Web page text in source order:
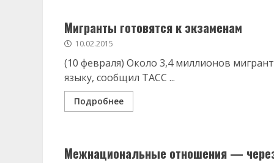
Мигранты готовятся к экзаменам
10.02.2015
(10 февраля) Около 3,4 миллионов
языку, сообщил ТАСС ...
Подробнее
Межнациональные отношения —